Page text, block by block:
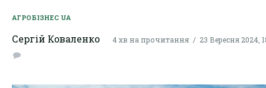
АГРОБІЗНЕС UA
Сергій Коваленко 4 хв на прочитання 23 Вересня 2024,